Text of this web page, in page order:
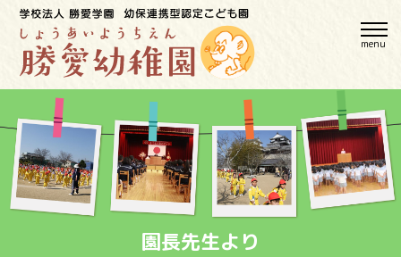
園長先生より
menu